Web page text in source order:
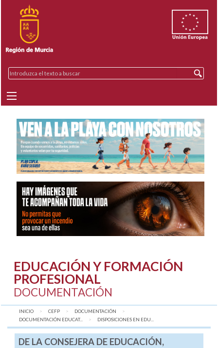
EDUCACIÓN Y FORMACIÓN
PROFESIONAL
DOCUMENTACIÓN
INICIO CEFP
DOCUMENTACIÓN
DOCUMENTACIÓN EDUCAT...
AQUÍ:
DISPOSICIONES EN EDU...
DE LA CONSEJERA DE EDUCACIÓN,